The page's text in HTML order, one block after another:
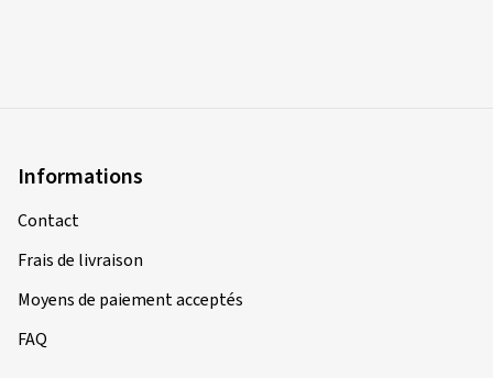
Informations
Contact
Frais de livraison
Moyens de paiement acceptés
FAQ